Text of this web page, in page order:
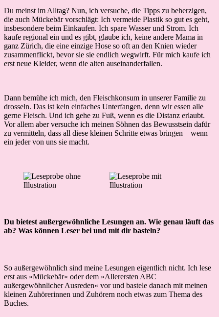
Du meinst im Alltag? Nun, ich versuche, die Tipps zu beherzigen,
die auch Mückebär vorschlägt: Ich vermeide Plastik so gut es geht,
insbesondere beim Einkaufen. Ich spare Wasser und Strom. Ich
kaufe regional ein und es gibt, glaube ich, keine andere Mama in
ganz Zürich, die eine einzige Hose so oft an den Knien wieder
zusammenflickt, bevor sie sie endlich wegwirft. Für mich kaufe ich
erst neue Kleider, wenn die alten auseinanderfallen.
Dann bemühe ich mich, den Fleischkonsum in unserer Familie zu
drosseln. Das ist kein einfaches Unterfangen, denn wir essen alle
gerne Fleisch. Und ich gehe zu Fuß, wenn es die Distanz erlaubt.
Vor allem aber versuche ich meinen Söhnen das Bewusstsein dafür
zu vermitteln, dass all diese kleinen Schritte etwas bringen – wenn
ein jeder von uns sie macht.
Du bietest außergewöhnliche Lesungen an. Wie genau läuft das
ab? Was können Leser bei und mit dir basteln?
So außergewöhnlich sind meine Lesungen eigentlich nicht. Ich lese
erst aus »Mückebär« oder dem »Allerersten ABC
außergewöhnlicher Ausreden« vor und bastele danach mit meinen
kleinen Zuhörerinnen und Zuhörern noch etwas zum Thema des
Buches.